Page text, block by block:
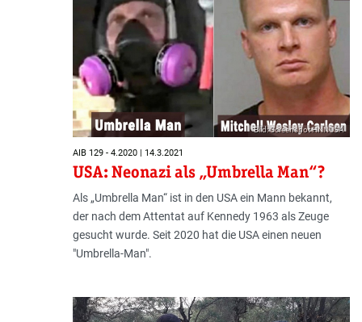
Bild: Screenshot HNNUSA
AIB 129 - 4.2020 | 14.3.2021
USA: Neonazi als „Umbrella Man“?
Als „Umbrella Man“ ist in den USA ein Mann bekannt,
der nach dem Attentat auf Kennedy 1963 als Zeuge
gesucht wurde. Seit 2020 hat die USA einen neuen
"Umbrella-Man".